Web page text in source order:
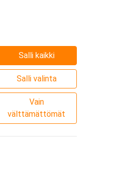
Salli kaikki
Salli valinta
Vain
välttämättömät